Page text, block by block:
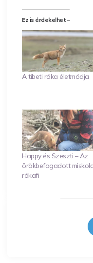
Ez is érdekelhet –
A tibeti róka életmódja
Happy és Szeszti – Az
örökbefogadott
rókafi